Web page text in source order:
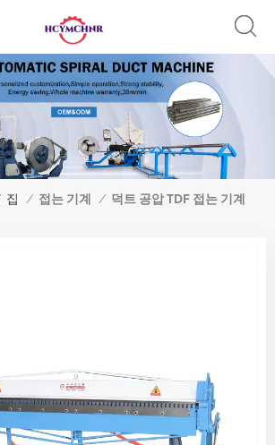
집 / 접는 기계 / 덕트 공압 TDF 접는 기계